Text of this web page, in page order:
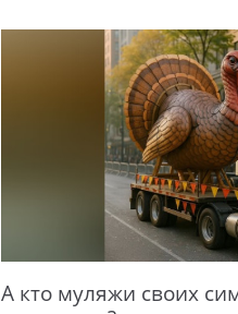
А кто муляжи своих